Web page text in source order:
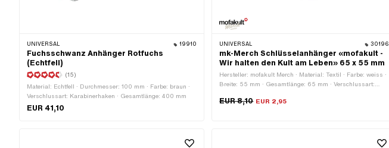
UNIVERSAL 19910
Fuchsschwanz Anhänger Rotfuchs
(Echtfell)
(15)
Material: Echtfell · Durchmesser: 100 mm · Farbe: braun ·
Verschlussart: Karabinerhaken · Gesamtlänge: 400 mm
EUR 41,10
UNIVERSAL 30196
mk-Merch Schlüsselanhänger «mofakult -
Wir halten den Kult am Leben» 65 x 55 mm
Hersteller: mofakult Merch · Material: Textil · Farbe: weiss ·
Breite: 55 mm · Gesamtlänge: 65 mm · Verschlussart:
EUR 8,10 EUR 2,95